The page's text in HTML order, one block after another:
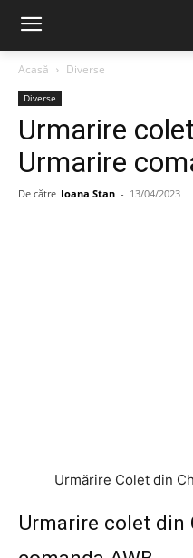
Acasă Diverse
Diverse
Urmarire
Urmarire
De către Ioana Stan - 13/04/2023
Urmărire Colet din
Urmarire colet din